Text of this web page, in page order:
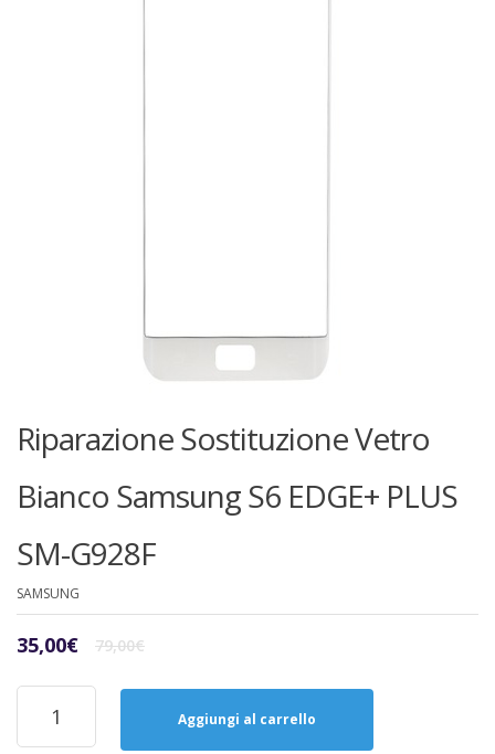
Riparazione Sostituzione Vetro
Bianco Samsung S6 EDGE+ PLUS
SM-G928F
SAMSUNG
79,00€Il
originale
79,00€.
35,00€
Il
attuale
35,00€.
Riparazione
Sostituzione
Vetro
Aggiungi al carrello